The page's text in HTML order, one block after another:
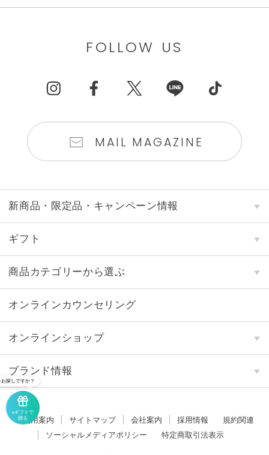
FOLLOW US
MAIL MAGAZINE
新商品・限定品・キャンペーン情報
ギフト
商品カテゴリーから選ぶ
オンラインカウンセリング
オンラインショップ
ブランド情報
ご利用案内 サイトマップ 会社案内 採用情報
規約関連
ソーシャルメディアポリシー
特定商取引法表示
eギフトで
贈る
探しですか？